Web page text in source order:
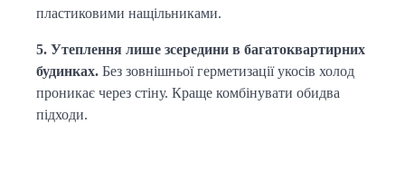
пластиковими нащільниками.
5. Утеплення лише зсередини в багатоквартирних
будинках. Без зовнішньої герметизації укосів холод
проникає через стіну. Краще комбінувати обидва
підходи.